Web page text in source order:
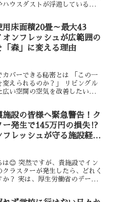
ウスダストが浮遊しているかも
用床面積20畳～最大43
オンフレッシュが広範囲の
「森」に変える理由
カバーできる秘密とは 「この一
えられるのか？」 リビングル
い空間の空気を改善したいとお
施設の皆様へ緊急警告！ク
ー発生で145万円の損失⁉️
フレッシュが守る施設経営
😊 突然ですが、貴施設でイン
ラスターが発生したら、どれく
か？ 実は、厚生労働省のデータ